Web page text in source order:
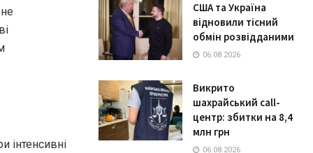
інтенсивні
США та Україна
відновили тісний
обмін розвідданими
06.08.2026
Викрито
шахрайський call-
центр: збитки на 8,4
млн грн
06.08.2026